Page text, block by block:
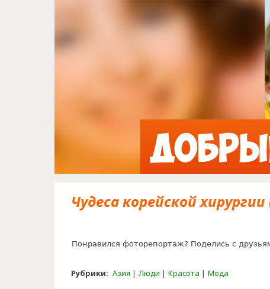
Чудеса корейской
Понравился фоторепортаж? Поделись с
Рубрики: Азия Люди Красота Мода